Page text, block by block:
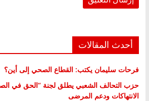
أحدث المقالات
فرحات سليمان يكتب: القطاع الصحي إلى أين؟
حزب التحالف الشعبي يطلق لجنة “الحق في
الانتهاكات ودعم المرضى